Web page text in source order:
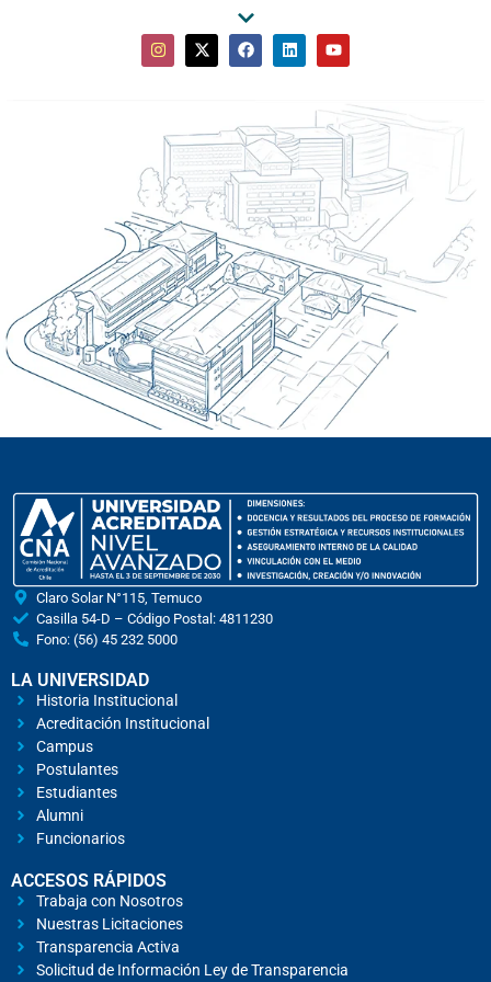
Claro Solar N°115, Temuco
Casilla 54-D – Código Postal: 4811230
Fono: (56) 45 232 5000
LA UNIVERSIDAD
Historia Institucional
Acreditación Institucional
Campus
Postulantes
Estudiantes
Alumni
Funcionarios
ACCESOS RÁPIDOS
Trabaja con Nosotros
Nuestras Licitaciones
Transparencia Activa
Solicitud de Información Ley de Transparencia